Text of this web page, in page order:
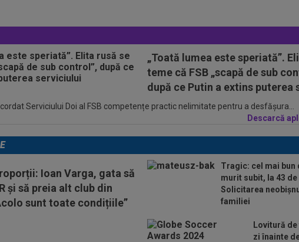
„Toată lumea este speriată”.
teme că FSB „scapă de sub
după ce Putin a extins puterea
Serviciului Doi al FSB competențe practic nelimitate pentru a desfășura...
Descarcă
Ioan Varga, gata să
și să preia alt club din
sunt toate condițiile”
Tragic: cel mai bun
murit subit, la 43 de
Solicitarea
familiei
Lovitură
zi înainte